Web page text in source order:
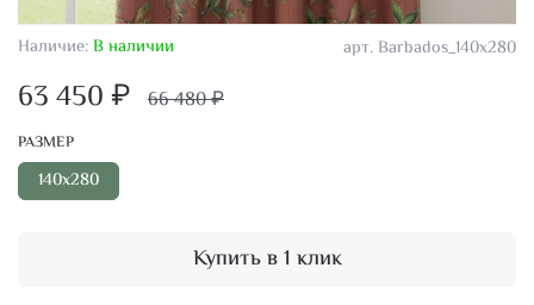
арт.Barbados_140х280
Наличие:В наличии
63 450 ₽ 66 480 ₽
Купить в 1 клик
РАЗМЕР
140х280